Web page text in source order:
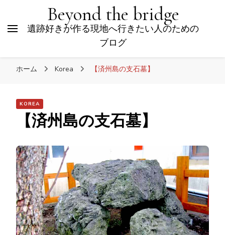
Beyond the bridge
遺跡好きが作る現地へ行きたい人のための
ブログ
ホーム Korea 【済州島の支石墓】
KOREA
【済州島の支石墓】